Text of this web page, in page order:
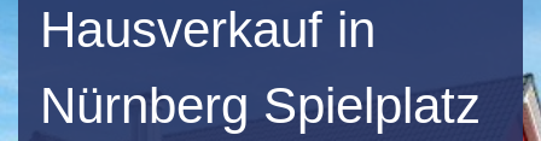
Hausverkauf in
Nürnberg Spielplatz